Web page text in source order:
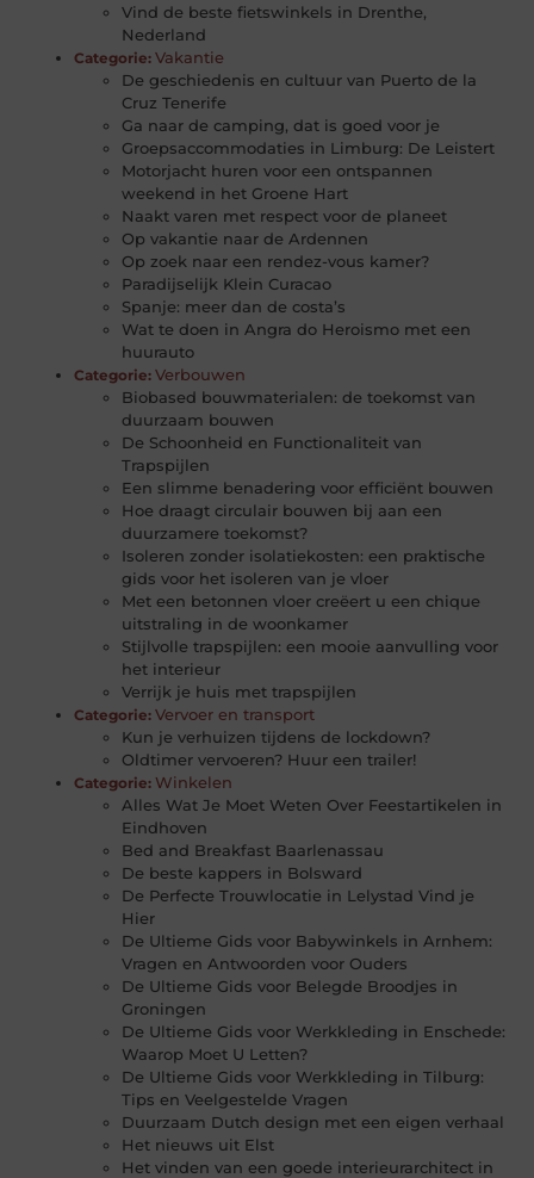
Vind de beste fietswinkels in Drenthe,
Nederland
Categorie: Vakantie
De geschiedenis en cultuur van Puerto de la
Cruz Tenerife
Ga naar de camping, dat is goed voor je
Groepsaccommodaties in Limburg: De Leistert
Motorjacht huren voor een ontspannen
weekend in het Groene Hart
Naakt varen met respect voor de planeet
Op vakantie naar de Ardennen
Op zoek naar een rendez-vous kamer?
Paradijselijk Klein Curacao
Spanje: meer dan de costa’s
Wat te doen in Angra do Heroismo met een
huurauto
Categorie: Verbouwen
Biobased bouwmaterialen: de toekomst van
duurzaam bouwen
De Schoonheid en Functionaliteit van
Trapspijlen
Een slimme benadering voor efficiënt bouwen
Hoe draagt circulair bouwen bij aan een
duurzamere toekomst?
Isoleren zonder isolatiekosten: een praktische
gids voor het isoleren van je vloer
Met een betonnen vloer creëert u een chique
uitstraling in de woonkamer
Stijlvolle trapspijlen: een mooie aanvulling voor
het interieur
Verrijk je huis met trapspijlen
Categorie: Vervoer en transport
Kun je verhuizen tijdens de lockdown?
Oldtimer vervoeren? Huur een trailer!
Categorie: Winkelen
Alles Wat Je Moet Weten Over Feestartikelen in
Eindhoven
Bed and Breakfast Baarlenassau
De beste kappers in Bolsward
De Perfecte Trouwlocatie in Lelystad Vind je
Hier
De Ultieme Gids voor Babywinkels in Arnhem:
Vragen en Antwoorden voor Ouders
De Ultieme Gids voor Belegde Broodjes in
Groningen
De Ultieme Gids voor Werkkleding in Enschede:
Waarop Moet U Letten?
De Ultieme Gids voor Werkkleding in Tilburg:
Tips en Veelgestelde Vragen
Duurzaam Dutch design met een eigen verhaal
Het nieuws uit Elst
Het vinden van een goede interieurarchitect in